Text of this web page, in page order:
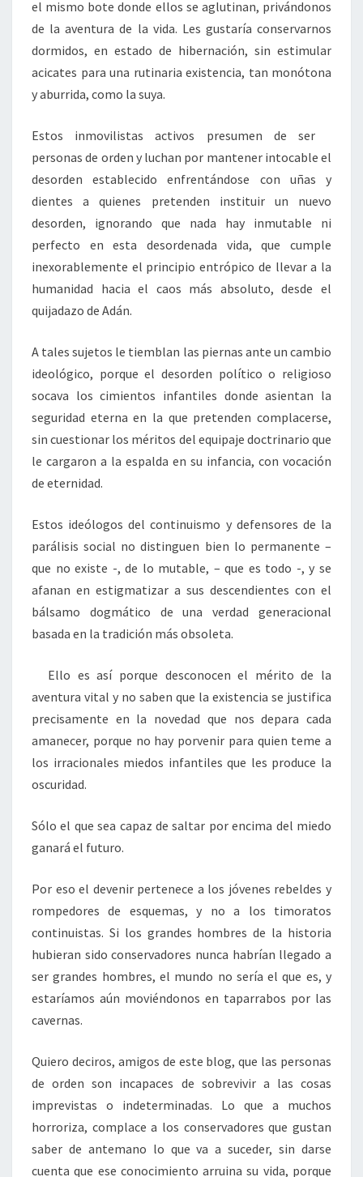
el mismo bote donde ellos se aglutinan, privándonos
de la aventura de la vida. Les gustaría conservarnos
dormidos, en estado de hibernación, sin estimular
acicates para una rutinaria existencia, tan monótona
y aburrida, como la suya.
Estos inmovilistas activos presumen de ser
personas de orden y luchan por mantener intocable el
desorden establecido enfrentándose con uñas y
dientes a quienes pretenden instituir un nuevo
desorden, ignorando que nada hay inmutable ni
perfecto en esta desordenada vida, que cumple
inexorablemente el principio entrópico de llevar a la
humanidad hacia el caos más absoluto, desde el
quijadazo de Adán.
A tales sujetos le tiemblan las piernas ante un cambio
ideológico, porque el desorden político o religioso
socava los cimientos infantiles donde asientan la
seguridad eterna en la que pretenden complacerse,
sin cuestionar los méritos del equipaje doctrinario que
le cargaron a la espalda en su infancia, con vocación
de eternidad.
Estos ideólogos del continuismo y defensores de la
parálisis social no distinguen bien lo permanente –
que no existe -, de lo mutable, – que es todo -, y se
afanan en estigmatizar a sus descendientes con el
bálsamo dogmático de una verdad generacional
basada en la tradición más obsoleta.
Ello es así porque desconocen el mérito de la
aventura vital y no saben que la existencia se justifica
precisamente en la novedad que nos depara cada
amanecer, porque no hay porvenir para quien teme a
los irracionales miedos infantiles que les produce la
oscuridad.
Sólo el que sea capaz de saltar por encima del miedo
ganará el futuro.
Por eso el devenir pertenece a los jóvenes rebeldes y
rompedores de esquemas, y no a los timoratos
continuistas. Si los grandes hombres de la historia
hubieran sido conservadores nunca habrían llegado a
ser grandes hombres, el mundo no sería el que es, y
estaríamos aún moviéndonos en taparrabos por las
cavernas.
Quiero deciros, amigos de este blog, que las personas
de orden son incapaces de sobrevivir a las cosas
imprevistas o indeterminadas. Lo que a muchos
horroriza, complace a los conservadores que gustan
saber de antemano lo que va a suceder, sin darse
cuenta que ese conocimiento arruina su vida, porque